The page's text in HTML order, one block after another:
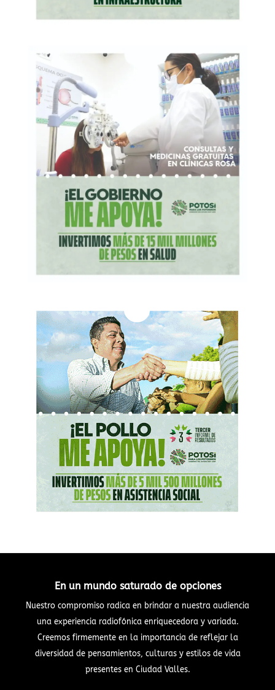
En un mundo saturado de opciones
Nuestro compromiso radica en brindar a nuestra audiencia
una experiencia radiofónica enriquecedora y variada.
Creemos firmemente en la importancia de reflejar la
diversidad de pensamientos, culturas y estilos de vida
presentes en Ciudad Valles.